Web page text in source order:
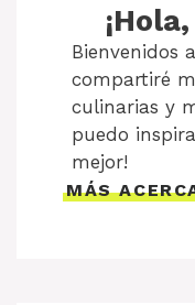
Bienvenidos
compartiré
culinarias y
puedo
mejor!
MÁS